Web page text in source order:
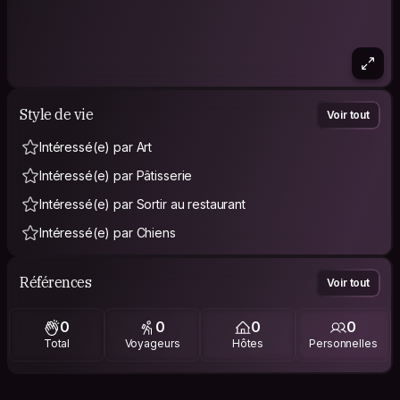
Style de vie Voir tout
Intéressé(e) par Art
Intéressé(e) par Pâtisserie
Intéressé(e) par Sortir au restaurant
Intéressé(e) par Chiens
Références Voir tout
0
Total
0
Voyageurs
0
Hôtes
0
Personnelles